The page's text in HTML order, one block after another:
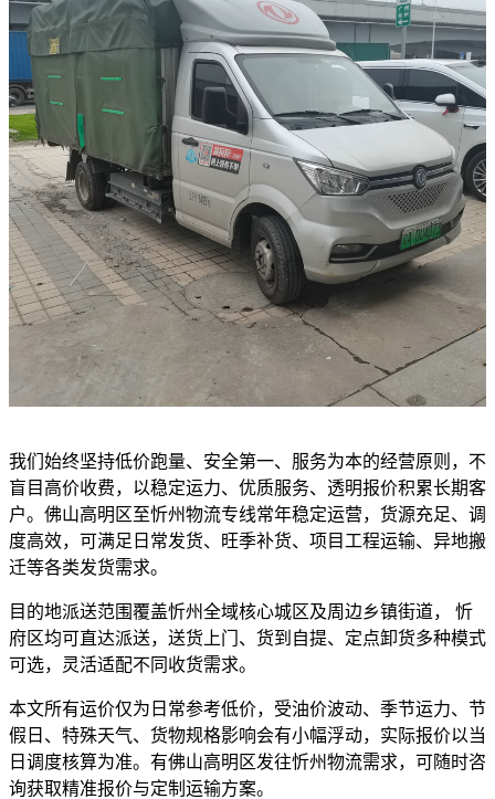
我们始终坚持低价跑量、安全第一、服务为本的经营原则，不
盲目高价收费，以稳定运力、优质服务、透明报价积累长期客
户。佛山高明区至忻州物流专线常年稳定运营，货源充足、调
度高效，可满足日常发货、旺季补货、项目工程运输、异地搬
迁等各类发货需求。
目的地派送范围覆盖忻州全域核心城区及周边乡镇街道， 忻
府区均可直达派送，送货上门、货到自提、定点卸货多种模式
可选，灵活适配不同收货需求。
本文所有运价仅为日常参考低价，受油价波动、季节运力、节
假日、特殊天气、货物规格影响会有小幅浮动，实际报价以当
日调度核算为准。有佛山高明区发往忻州物流需求，可随时咨
询获取精准报价与定制运输方案。